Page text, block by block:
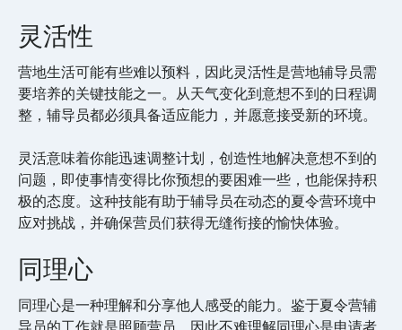
灵活性
营地生活可能有些难以预料，因此灵活性是营地辅导员需
要培养的关键技能之一。从天气变化到意想不到的日程调
整，辅导员都必须具备适应能力，并愿意接受新的环境。
灵活意味着你能迅速调整计划，创造性地解决意想不到的
问题，即使事情变得比你预想的要困难一些，也能保持积
极的态度。这种技能有助于辅导员在动态的夏令营环境中
应对挑战，并确保营员们获得无缝衔接的愉快体验。
同理心
同理心是一种理解和分享他人感受的能力。鉴于夏令营辅